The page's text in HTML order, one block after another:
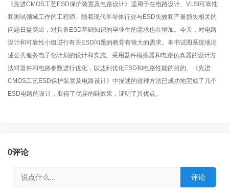
《先进CMOS工艺ESD保护装置及电路设计》适用于在电路设计、VLSI可靠性
和测试领域工作的工程师。随着现代半导体行业与ESD失效和产量损失相关的
问题日益突出，对具备ESD基础知识的毕业生的需求也在增加。今天，对电路
设计和可靠性小组进行有关ESD问题的教育有很大的需求。本书试图系统地论
述公共服务电子化计划的设计和实施。采用器件模拟器和电路仿真器的设计方
法对器件和电路参数进行优化，以达到优化ESD和电路性能的目的。《先进
CMOS工艺ESD保护装置及电路设计》中描述的这种方法已成功地完成了几个
ESD电路的设计，取得了优异的硅效果，证明了其优点。
0评论